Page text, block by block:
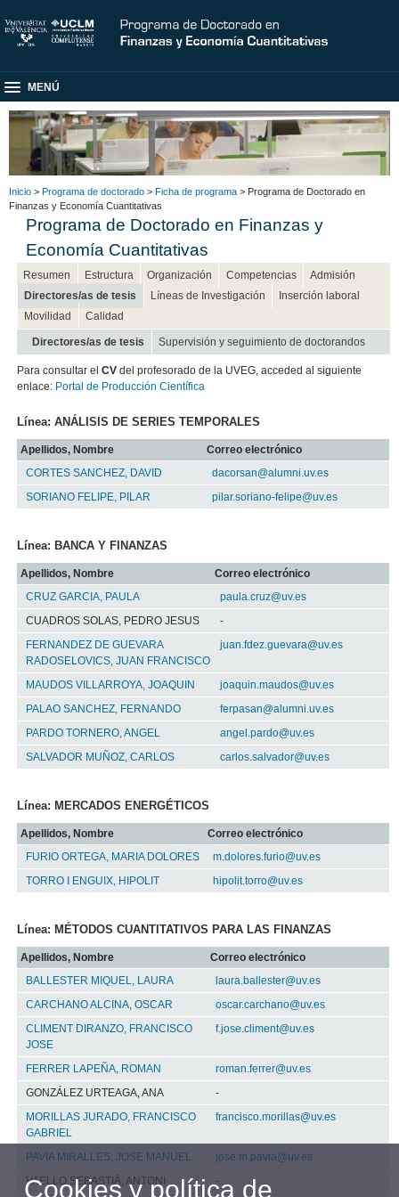
MENÚ
Inicio > Programa de doctorado > Ficha de programa > Programa de Doctorado en
Finanzas y Economía Cuantitativas
Programa de Doctorado en Finanzas y
Economía Cuantitativas
Resumen Estructura Organización Competencias
Admisión
Directores/as de tesis
Líneas de Investigación
Inserción laboral
Movilidad
Calidad
Directores/as de tesis Supervisión y seguimiento de doctorandos
Para consultar elCV del profesorado de la UVEG, acceded al siguiente
enlace: Portal de Producción Científica
Línea: ANÁLISIS DE SERIES TEMPORALES
Apellidos, Nombre
Correo electrónico
CORTES SANCHEZ, DAVID
dacorsan@alumni.uv.es
SORIANO FELIPE, PILAR
pilar.soriano-felipe@uv.es
Línea: BANCA Y FINANZAS
Apellidos, Nombre
Correo electrónico
CRUZ GARCIA, PAULA
paula.cruz@uv.es
CUADROS SOLAS, PEDRO JESUS
-
FERNANDEZ DE GUEVARA
RADOSELOVICS, JUAN FRANCISCO
juan.fdez.guevara@uv.es
MAUDOS VILLARROYA, JOAQUIN
joaquin.maudos@uv.es
PALAO SANCHEZ, FERNANDO
ferpasan@alumni.uv.es
PARDO TORNERO, ANGEL
angel.pardo@uv.es
SALVADOR MUÑOZ, CARLOS
carlos.salvador@uv.es
Línea: MERCADOS ENERGÉTICOS
Apellidos, Nombre
Correo electrónico
FURIO ORTEGA, MARIA DOLORES
m.dolores.furio@uv.es
TORRO I ENGUIX, HIPOLIT
hipolit.torro@uv.es
Línea: MÉTODOS CUANTITATIVOS PARA LAS FINANZAS
Apellidos, Nombre
Correo electrónico
BALLESTER MIQUEL, LAURA
laura.ballester@uv.es
CARCHANO ALCINA, OSCAR
oscar.carchano@uv.es
CLIMENT DIRANZO, FRANCISCO
JOSE
f.jose.climent@uv.es
FERRER LAPEÑA, ROMAN
roman.ferrer@uv.es
GONZÁLEZ URTEAGA, ANA
-
MORILLAS JURADO, FRANCISCO
GABRIEL
francisco.morillas@uv.es
PAVIA MIRALLES, JOSE MANUEL
jose.m.pavia@uv.es
VAELLO SEBASTIÁ, ANTONI
-
Cookies y política de